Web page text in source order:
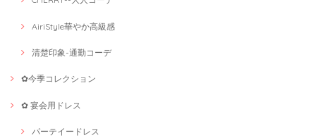
AiriStyle華やか高級感
清楚印象-通勤コーデ
✿今季コレクション
✿ 宴会用ドレス
パーテイードレス